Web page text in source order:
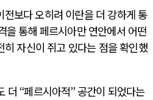
전보다 오히려 이란을 더 강하게 통
을 통해 페르시아만 연안에서 어떤
자신이 쥐고 있다는 점을 확인했
더 “페르시아적” 공간이 되었다는